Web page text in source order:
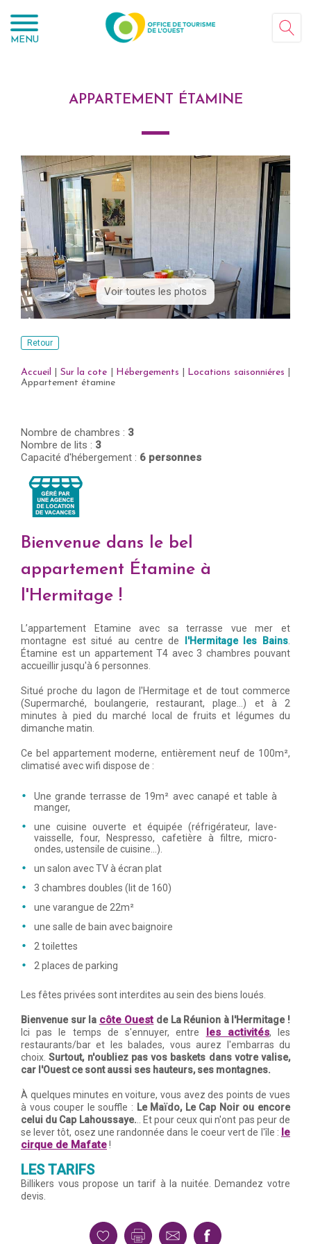
MENU
APPARTEMENT ÉTAMINE
Voir toutes les photos
Retour
Accueil Sur la cote Hébergements Locations saisonniéres
Appartement étamine
Nombre de chambres : 3
Nombre de lits : 3
Capacité d'hébergement : 6 personnes
Bienvenue dans le bel
appartement Étamine à
l'Hermitage !
L’appartement Etamine avec sa terrasse vue mer et
montagne est situé au centre de
l'Hermitage les Bains
Étamine est un appartement T4 avec 3 chambres pouvant
accueillir jusqu'à 6 personnes.
Situé proche du lagon de l'Hermitage et de tout commerce
(Supermarché, boulangerie, restaurant, plage…) et à 2
minutes à pied du marché local de fruits et légumes du
dimanche matin.
Ce bel appartement moderne, entièrement neuf de 100m²,
climatisé avec wifi dispose de :
Une grande terrasse de 19m² avec canapé et table à
manger,
une cuisine ouverte et équipée (réfrigérateur, lave-
vaisselle, four, Nespresso, cafetière à filtre, micro-
ondes, ustensile de cuisine...).
un salon avec TV à écran plat
3 chambres doubles (lit de 160)
une varangue de 22m²
une salle de bain avec baignoire
2 toilettes
2 places de parking
Les fêtes privées sont interdites au sein des biens loués.
Bienvenue sur la côte Ouest de La Réunion à l'Hermitage !
Ici pas le temps de s'ennuyer, entre les activités, les
restaurants/bar et les balades, vous aurez l'embarras du
choix.Surtout, n'oubliez pas vos baskets dans votre valise,
car l'Ouest ce sont aussi ses hauteurs, ses montagnes.
À quelques minutes en voiture, vous avez des points de vues
à vous couper le souffle : Le Maïdo, Le Cap Noir ou encore
celui du Cap Lahoussaye. .. Et pour ceux qui n'ont pas peur de
se lever tôt, osez une randonnée dans le coeur vert de l'île : le
cirque de Mafate!
LES TARIFS
Billikers vous propose un tarif à la nuitée. Demandez votre
devis.